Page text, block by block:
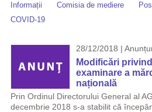
Informații
Comisia de mediere
COVID-19
28/12/2018 |
Modificări
examinare a
națională
Prin Ordinul Directorului General al
decembrie 2018 s-a stabilit că